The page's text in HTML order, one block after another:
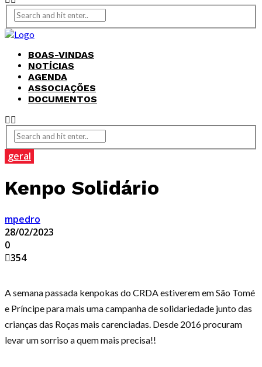
BOAS-VINDAS
NOTÍCIAS
AGENDA
ASSOCIAÇÕES
DOCUMENTOS
geral
Kenpo Solidário
mpedro
28/02/2023
0
354
A semana passada kenpokas do CRDA estiverem em São Tomé
e Príncipe para mais uma campanha de solidariedade junto das
crianças das Roças mais carenciadas. Desde 2016 procuram
levar um sorriso a quem mais precisa!!